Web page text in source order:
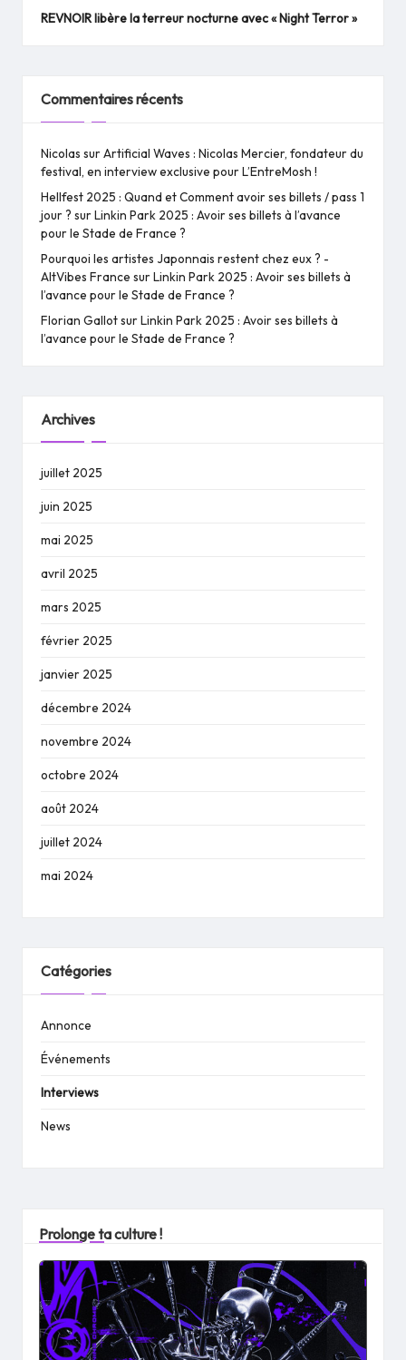
REVNOIR libère la terreur nocturne avec « Night Terror »
Commentaires récents
Nicolas surArtificial Waves : Nicolas Mercier, fondateur du
festival, en interview exclusive pour L’EntreMosh !
Hellfest 2025 : Quand et Comment avoir ses billets / pass 1
jour ? surLinkin Park 2025 : Avoir ses billets à l’avance
pour le Stade de France ?
Pourquoi les artistes Japonnais restent chez eux ? -
AltVibes France surLinkin Park 2025 : Avoir ses billets à
l’avance pour le Stade de France ?
Florian GallotsurLinkin Park 2025 : Avoir ses billets à
l’avance pour le Stade de France ?
Archives
juillet 2025
juin 2025
mai 2025
avril 2025
mars 2025
février 2025
janvier 2025
décembre 2024
novembre 2024
octobre 2024
août 2024
juillet 2024
mai 2024
Catégories
Annonce
Événements
Interviews
News
Prolonge ta culture !